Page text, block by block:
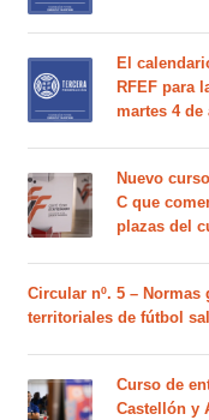
El
RFEF para
martes 4 de
Nuevo
C que
plazas del
Circular nº. 5 –
territoriales de fútbol
Curso de
Castellón y